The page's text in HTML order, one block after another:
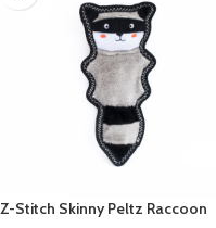
Z-Stitch Skinny Peltz Raccoon